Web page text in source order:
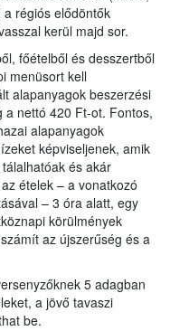
régiós elődöntők
kerül majd sor.
főételből és desszertből
menüsort kell
alapanyagok beszerzési
a nettó 420 Ft-ot. Fontos,
alapanyagok
képviseljenek, amik
és akár
ételek – a vonatkozó
– 3 óra alatt, egy
körülmények
az újszerűség és a
5 adagban
a jövő tavaszi
be.